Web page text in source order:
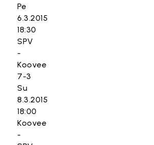
Pe
6.3.2015
18:30
SPV
-
Koovee
7-3
Su
8.3.2015
18:00
Koovee
-